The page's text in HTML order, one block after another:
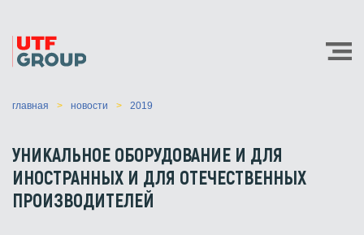
главная новости 2019
УНИКАЛЬНОЕ ОБОРУДОВАНИЕ И ДЛЯ
ИНОСТРАННЫХ И ДЛЯ ОТЕЧЕСТВЕННЫХ
ПРОИЗВОДИТЕЛЕЙ